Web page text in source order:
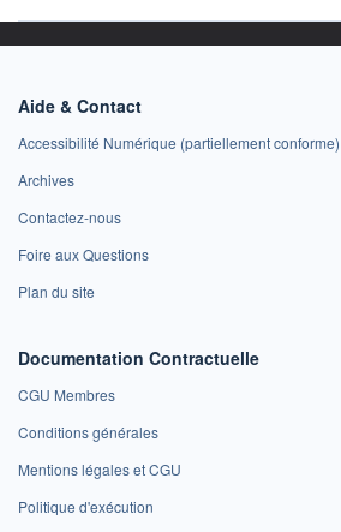
Aide & Contact
Accessibilité Numérique (partiellement conforme)
Archives
Contactez-nous
Foire aux Questions
Plan du site
Documentation Contractuelle
CGU Membres
Conditions générales
Mentions légales et CGU
Politique d'exécution